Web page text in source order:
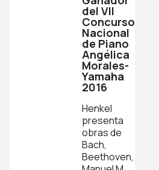
del VII
Concurso
Nacional
de Piano
Angélica
Morales-
Yamaha
2016
Henkel
presenta
obras de
Bach,
Beethoven,